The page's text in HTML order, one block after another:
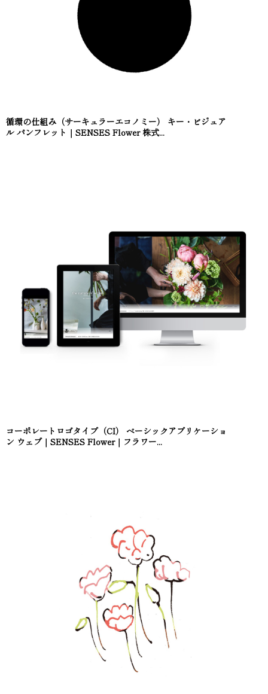
循環の仕組み（サーキュラーエコノミー） キー・ビジュア
ル パンフレット｜SENSES Flower 株式...
コーポレートロゴタイプ（CI） ベーシックアプリケーショ
ン ウェブ｜SENSES Flower｜フラワー...